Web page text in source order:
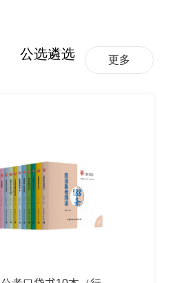
公选遴选 更多